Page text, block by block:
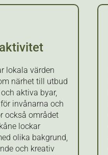
lokala värden
närhet till utbud
aktiva byar,
invånarna och
också området
lockar
olika bakgrund,
och kreativ